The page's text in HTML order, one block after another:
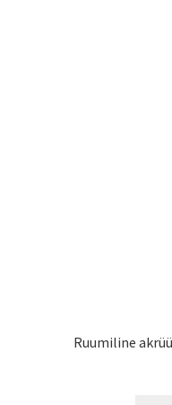
Ruumiline